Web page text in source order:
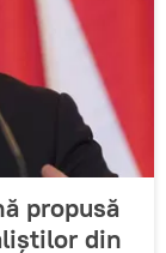
propusă
din